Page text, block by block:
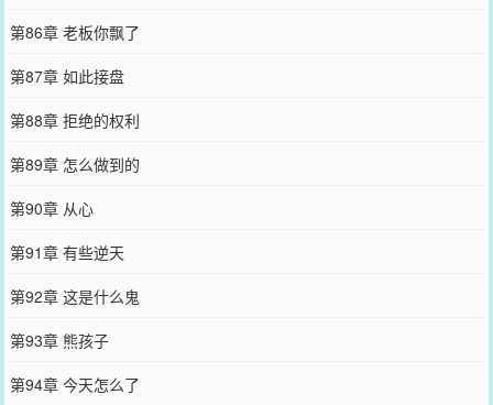
第86章 老板你飘了
第87章 如此接盘
第88章 拒绝的权利
第89章 怎么做到的
第90章 从心
第91章 有些逆天
第92章 这是什么鬼
第93章 熊孩子
第94章 今天怎么了